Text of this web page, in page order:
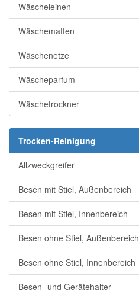
Wäscheleinen
Wäschematten
Wäschenetze
Wäscheparfum
Wäschetrockner
Trocken-Reinigung
Allzweckgreifer
Besen mit Stiel, Außenbereich
Besen mit Stiel, Innenbereich
Besen ohne Stiel, Außenbereich
Besen ohne Stiel, Innenbereich
Besen- und Gerätehalter